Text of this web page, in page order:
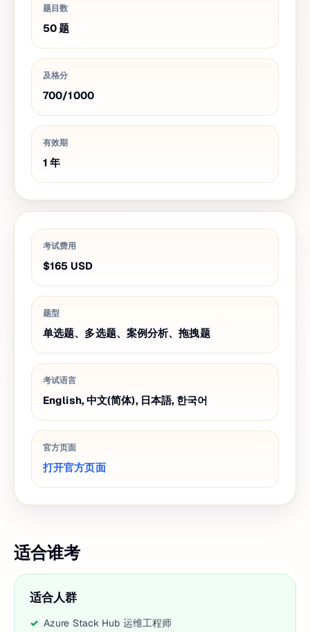
题目数
50题
及格分
700/1000
有效期
1 年
考试费用
$165 USD
题型
单选题、多选题、案例分析、拖拽题
考试语言
English, 中文(简体), 日本語, 한국어
官方页面
打开官方页面
适合谁考
适合人群
Azure Stack Hub 运维工程师